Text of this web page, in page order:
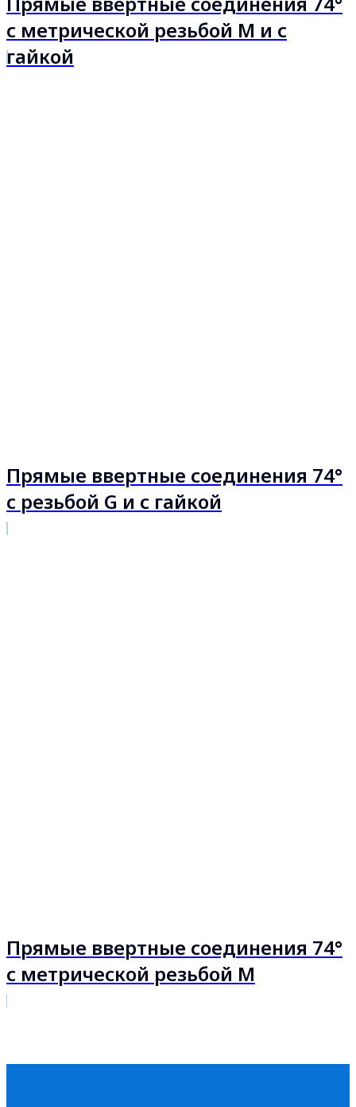
с метрической резьбой М и с
гайкой
Прямые ввертные соединения 74°
с резьбой G и с гайкой
Прямые ввертные соединения 74°
с метрической резьбой М